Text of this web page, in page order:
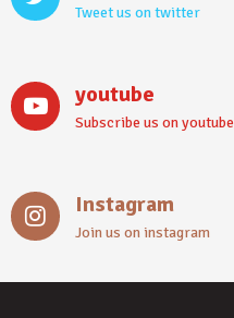
Tweet us on twitter
youtube
Subscribe us on youtube
Instagram
Join us on instagram